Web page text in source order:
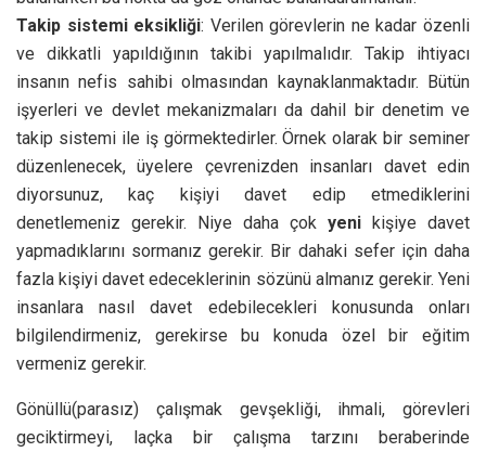
Takip sistemi eksikliği: Verilen görevlerin ne kadar özenli
ve dikkatli yapıldığının takibi yapılmalıdır. Takip ihtiyacı
insanın nefis sahibi olmasından kaynaklanmaktadır. Bütün
işyerleri ve devlet mekanizmaları da dahil bir denetim ve
takip sistemi ile iş görmektedirler. Örnek olarak bir seminer
düzenlenecek, üyelere çevrenizden insanları davet edin
diyorsunuz, kaç kişiyi davet edip etmediklerini
denetlemeniz gerekir. Niye daha çok yeni kişiye davet
yapmadıklarını sormanız gerekir. Bir dahaki sefer için daha
fazla kişiyi davet edeceklerinin sözünü almanız gerekir. Yeni
insanlara nasıl davet edebilecekleri konusunda onları
bilgilendirmeniz, gerekirse bu konuda özel bir eğitim
vermeniz gerekir.
Gönüllü(parasız) çalışmak gevşekliği, ihmali, görevleri
geciktirmeyi, laçka bir çalışma tarzını beraberinde